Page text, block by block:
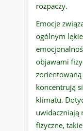
rozpaczy.
Emocje
ogólnym
objawami
zorientowaną
koncentrują
klimatu.
uwidaczniają
fizyczne,